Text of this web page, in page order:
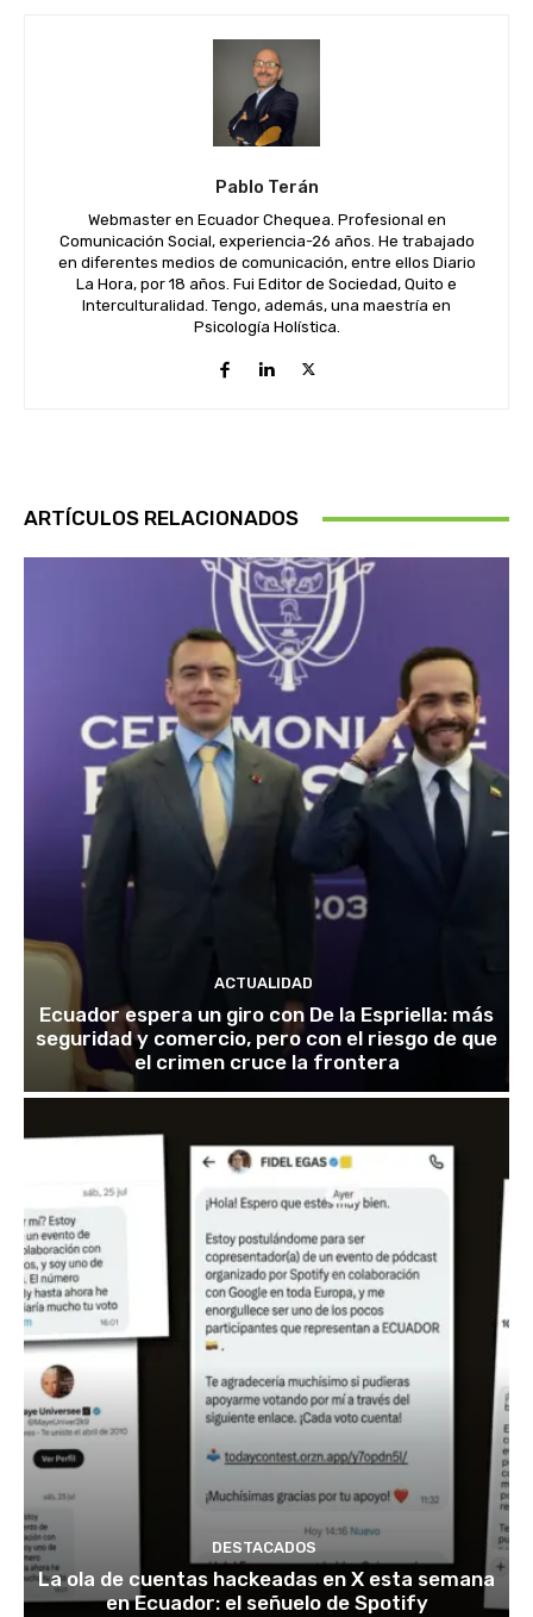
Pablo Terán
Webmaster en Ecuador Chequea. Profesional en
Comunicación Social, experiencia-26 años. He trabajado
en diferentes medios de comunicación, entre ellos Diario
La Hora, por 18 años. Fui Editor de Sociedad, Quito e
Interculturalidad. Tengo, además, una maestría en
Psicología Holística.
ARTÍCULOS RELACIONADOS
ACTUALIDAD
Ecuador espera un giro con De la Espriella: más
seguridad y comercio, pero con el riesgo de que
el crimen cruce la frontera
DESTACADOS
La ola de cuentas hackeadas en X esta semana
en Ecuador: el señuelo de Spotify